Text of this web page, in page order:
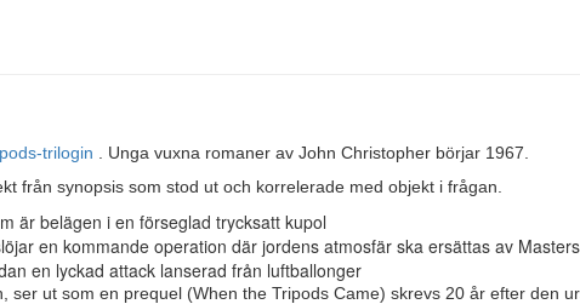
trilogin
. Unga vuxna romaner av John Christopher börjar 1967.
från synopsis som stod ut och korrelerade med objekt i frågan.
är belägen i en förseglad trycksatt kupol
en kommande operation där jordens atmosfär ska ersättas av
en lyckad attack lanserad från luftballonger
ser ut som en prequel (When the Tripods Came) skrevs 20 år efter den